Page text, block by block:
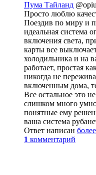
Пума Тайланд
Просто люблю
Поездив по миру и
идеальная система
включения света,
карты все
холодильника и на
работает, простая
никогда не
включенным дома,
Все остальное это
слишком много
понятные ему
ваша система
Ответ написан
1 комментарий